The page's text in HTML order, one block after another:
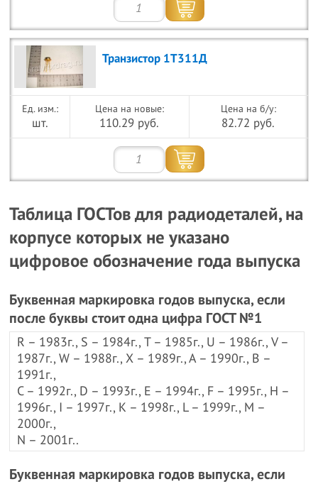
Транзистор 1Т311Д
шт.
Цена на новые:
110.29 руб.
Цена на б/у:
82.72 руб.
Таблица ГОСТов для радиодеталей, на
корпусе которых не указано
цифровое обозначение года выпуска
Буквенная маркировка годов выпуска, если
после буквы стоит одна цифра ГОСТ №1
R – 1983г., S – 1984г., T – 1985г., U – 1986г., V –
1987г., W – 1988г., Х – 1989г., А – 1990г., B –
1991г.,
С – 1992г., D – 1993г., Е – 1994г., F – 1995г., Н –
1996г., I – 1997г., К – 1998г., L – 1999г., М –
2000г.,
N – 2001г..
Буквенная маркировка годов выпуска, если